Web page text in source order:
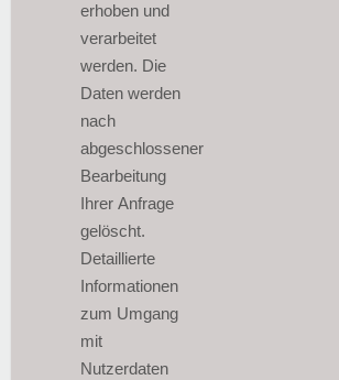
erhoben und
verarbeitet
werden. Die
Daten werden
nach
abgeschlossener
Bearbeitung
Ihrer Anfrage
gelöscht.
Detaillierte
Informationen
zum Umgang
mit
Nutzerdaten